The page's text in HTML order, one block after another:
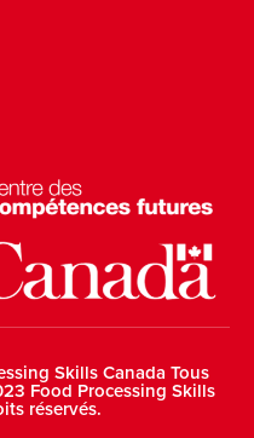
Skills Canada Tous
Food Processing Skills
réservés.